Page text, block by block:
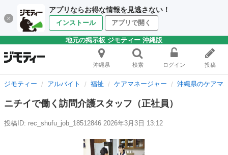
アプリならお得な情報を見逃さない！
インストール アプリで開く
地元の掲示板 ジモティー 沖縄版
沖縄県 検索 ログイン 投稿
ジモティー アルバイト 福祉 ケアマネージャー 沖縄県のケアマ
ニチイで働く訪問介護スタッフ（正社員）
投稿ID: rec_shufu_job_18512846 2026年3月3日 13:12